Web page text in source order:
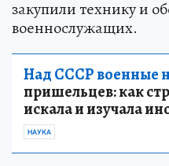
закупили технику и
военнослужащих.
Над СССР военные
пришельцев: как
искала и изучала
НАУКА